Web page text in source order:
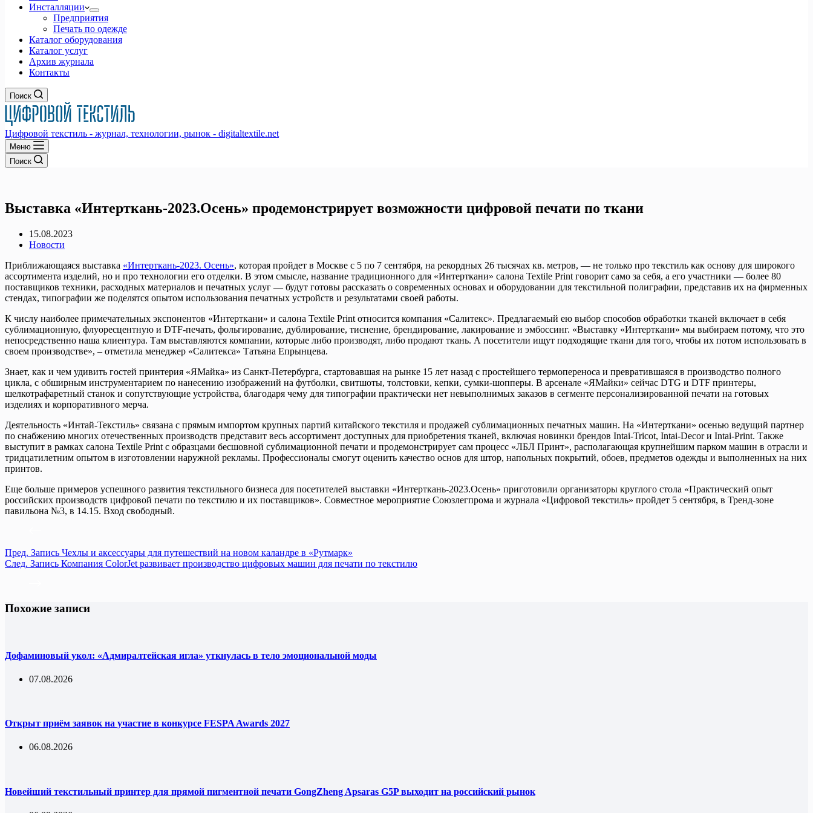
Инсталляции
Предприятия
Печать по одежде
Каталог оборудования
Каталог услуг
Архив журнала
Контакты
Поиск
Цифровой текстиль - журнал, технологии, рынок - digitaltextile.net
Меню
Поиск
Выставка «Интерткань-2023.Осень» продемонстрирует возможности цифровой печати по ткани
15.08.2023
Новости
Приближающаяся выставка «Интерткань-2023. Осень», которая пройдет в Москве с 5 по 7 сентября, на рекордных 26 тысячах кв. метров, — не только про текстиль как основу для широкого
ассортимента изделий, но и про технологии его отделки. В этом смысле, название традиционного для «Интерткани» салона Textile Print говорит само за себя, а его участники — более 80
поставщиков техники, расходных материалов и печатных услуг — будут готовы рассказать о современных основах и оборудовании для текстильной полиграфии, представив их на фирменных
стендах, типографии же поделятся опытом использования печатных устройств и результатами своей работы.
К числу наиболее примечательных экспонентов «Интерткани» и салона Textile Print относится компания «Салитекс». Предлагаемый ею выбор способов обработки тканей включает в себя
сублимационную, флуоресцентную и DTF-печать, фольгирование, дублирование, тиснение, брендирование, лакирование и эмбоссинг. «Выставку «Интерткани» мы выбираем потому, что это
непосредственно наша клиентура. Там выставляются компании, которые либо производят, либо продают ткань. А посетители ищут подходящие ткани для того, чтобы их потом использовать в
своем производстве», – отметила менеджер «Салитекса» Татьяна Епрынцева.
Знает, как и чем удивить гостей принтерия «ЯМайка» из Санкт-Петербурга, стартовавшая на рынке 15 лет назад с простейшего термопереноса и превратившаяся в производство полного
цикла, с обширным инструментарием по нанесению изображений на футболки, свитшоты, толстовки, кепки, сумки-шопперы. В арсенале «ЯМайки» сейчас DTG и DTF принтеры,
шелкотрафаретный станок и сопутствующие устройства, благодаря чему для типографии практически нет невыполнимых заказов в сегменте персонализированной печати на готовых
изделиях и корпоративного мерча.
Деятельность «Интай-Текстиль» связана с прямым импортом крупных партий китайского текстиля и продажей сублимационных печатных машин. На «Интерткани» осенью ведущий партнер
по снабжению многих отечественных производств представит весь ассортимент доступных для приобретения тканей, включая новинки брендов Intai-Tricot, Intai-Decor и Intai-Print. Также
выступит в рамках салона Textile Print с образцами бесшовной сублимационной печати и продемонстрирует сам процесс «ЛБЛ Принт», располагающая крупнейшим парком машин в отрасли и
тридцатилетним опытом в изготовлении наружной рекламы. Профессионалы смогут оценить качество основ для штор, напольных покрытий, обоев, предметов одежды и выполненных на них
принтов.
Еще больше примеров успешного развития текстильного бизнеса для посетителей выставки «Интерткань-2023.Осень» приготовили организаторы круглого стола «Практический опыт
российских производств цифровой печати по текстилю и их поставщиков». Совместное мероприятие Союзлегпрома и журнала «Цифровой текстиль» пройдет 5 сентября, в Тренд-зоне
павильона №3, в 14.15. Вход свободный.
Пред. Запись Чехлы и аксессуары для путешествий на новом каландре в «Рутмарк»
След. Запись Компания ColorJet развивает производство цифровых машин для печати по текстилю
Похожие записи
Дофаминовый укол: «Адмиралтейская игла» уткнулась в тело эмоциональной моды
07.08.2026
Открыт приём заявок на участие в конкурсе FESPA Awards 2027
06.08.2026
Новейший текстильный принтер для прямой пигментной печати GongZheng Apsaras G5P выходит на российский рынок